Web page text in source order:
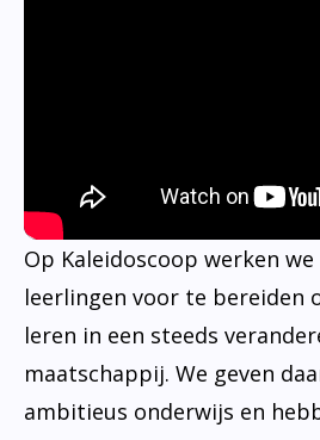
Op Kaleidoscoop werken
leerlingen voor te bereiden
leren in een steeds
maatschappij. We geven
ambitieus onderwijs en